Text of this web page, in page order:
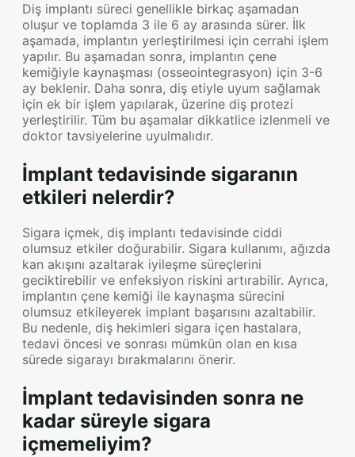
Diş implantı süreci genellikle birkaç aşamadan
oluşur ve toplamda 3 ile 6 ay arasında sürer. İlk
aşamada, implantın yerleştirilmesi için cerrahi işlem
yapılır. Bu aşamadan sonra, implantın çene
kemiğiyle kaynaşması (osseointegrasyon) için 3-6
ay beklenir. Daha sonra, diş etiyle uyum sağlamak
için ek bir işlem yapılarak, üzerine diş protezi
yerleştirilir. Tüm bu aşamalar dikkatlice izlenmeli ve
doktor tavsiyelerine uyulmalıdır.
İmplant tedavisinde sigaranın
etkileri nelerdir?
Sigara içmek, diş implantı tedavisinde ciddi
olumsuz etkiler doğurabilir. Sigara kullanımı, ağızda
kan akışını azaltarak iyileşme süreçlerini
geciktirebilir ve enfeksiyon riskini artırabilir. Ayrıca,
implantın çene kemiği ile kaynaşma sürecini
olumsuz etkileyerek implant başarısını azaltabilir.
Bu nedenle, diş hekimleri sigara içen hastalara,
tedavi öncesi ve sonrası mümkün olan en kısa
sürede sigarayı bırakmalarını önerir.
İmplant tedavisinden sonra ne
kadar süreyle sigara
içmemeliyim?